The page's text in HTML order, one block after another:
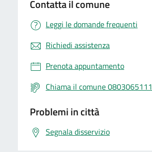
Contatta il comune
Leggi le domande frequenti
Richiedi assistenza
Prenota appuntamento
Chiama il comune 0803065111
Problemi in città
Segnala disservizio